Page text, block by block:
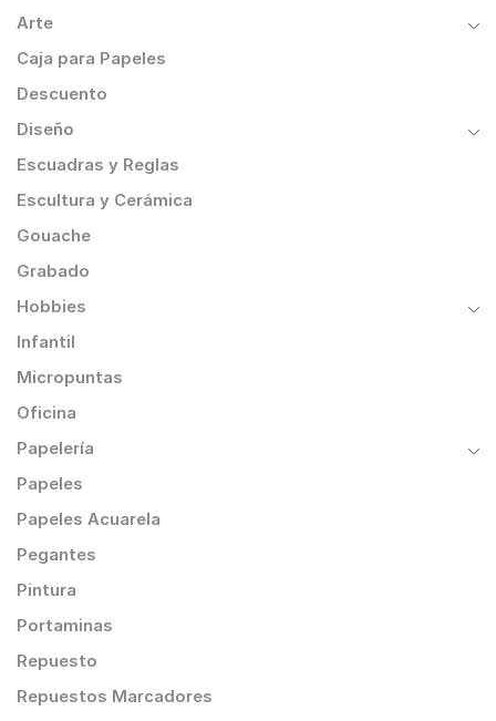
Arte
Caja para Papeles
Descuento
Diseño
Escuadras y Reglas
Escultura y Cerámica
Gouache
Grabado
Hobbies
Infantil
Micropuntas
Oficina
Papelería
Papeles
Papeles Acuarela
Pegantes
Pintura
Portaminas
Repuesto
Repuestos Marcadores